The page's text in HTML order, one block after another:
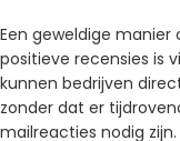
Een geweldige
positieve recensies is
kunnen bedrijven
zonder dat er
mailreacties nodig